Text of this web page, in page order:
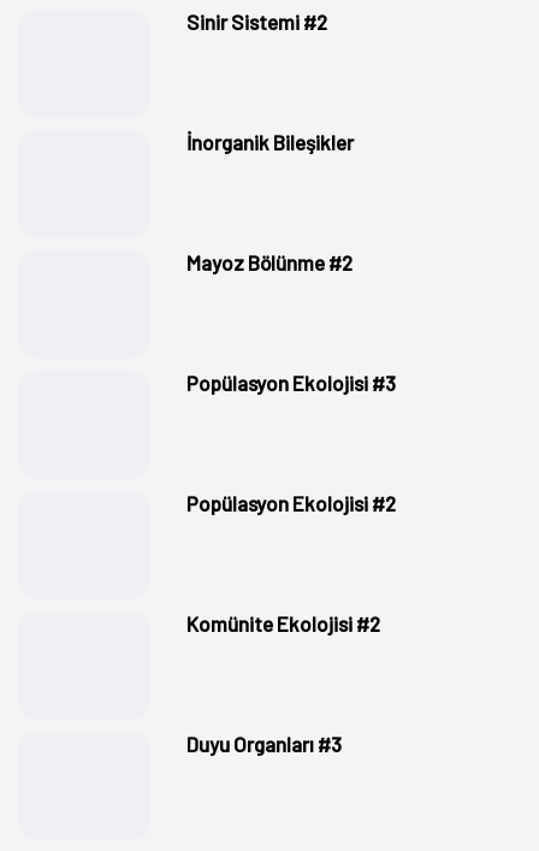
Sinir Sistemi #2
İnorganik Bileşikler
Mayoz Bölünme #2
Popülasyon Ekolojisi #3
Popülasyon Ekolojisi #2
Komünite Ekolojisi #2
Duyu Organları #3